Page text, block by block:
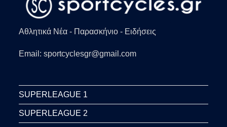
Αθλητικά Νέα - Παρασκήνιο - Ειδήσεις
Email: sportcyclesgr@gmail.com
SUPERLEAGUE 1
SUPERLEAGUE 2